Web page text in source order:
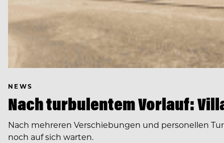
NEWS
Nach turbulentem Vorlauf:
Nach mehreren Verschiebungen und personellen
noch auf sich warten.